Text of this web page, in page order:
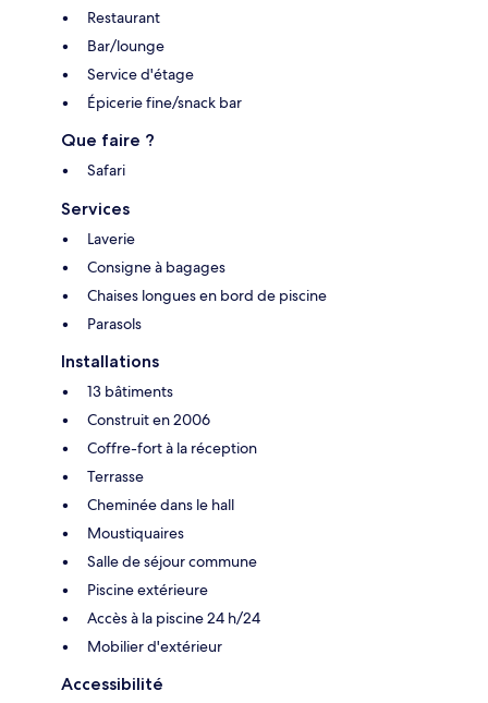
Restaurant
Bar/lounge
Service d'étage
Épicerie fine/snack bar
Que faire ?
Safari
Services
Laverie
Consigne à bagages
Chaises longues en bord de piscine
Parasols
Installations
13 bâtiments
Construit en 2006
Coffre-fort à la réception
Terrasse
Cheminée dans le hall
Moustiquaires
Salle de séjour commune
Piscine extérieure
Accès à la piscine 24 h/24
Mobilier d'extérieur
Accessibilité